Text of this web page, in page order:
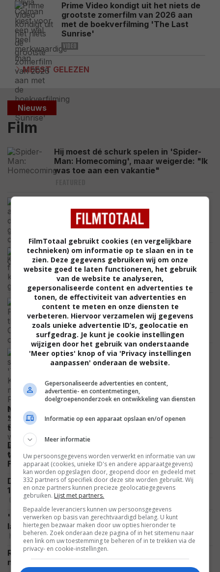
Prime Video kondigt uit het niets de
grootste zomerfilm van 2026 aan
met de boekverfilming 'The Last
Sunrise'
VIDEO
MEEST GELEZEN
Nieuws
Film
Hij moest dé schurk spelen in 'Spider-
Man: Homecoming', maar weigerde: "Ik
was toe aan een vakantie"
Netflix staan en je avond flink wat kleur
geven
Guy Ritchie's nieuwste actiespektakel
met Henry Cavill kijk je binnenkort thuis
vanaf de bank
NETFLIX
In 'Harry Potter and the Chamber of
Secrets' zit een scène waarin Harry
Potter een grote filmfout onthult
FEATURED
Hij speelde in 'The Dark Knight, maar
Eric Roberts en zijn zus Julia Roberts
CELEBRITY
Na vijf films is het eind deze maand tijd voor
'Insidious: Out of the Further': bekijk de nieuwste
trailer
De hoofdrolspeler is een leugenaar, budgetten veel
te hoog en de films tenenkrommend: 'Fast &
Furious' is passé FEATURED
Door slechts één rol kan Chris Hemsworth nu ruim
15 miljoen Amerikaanse dollar per film vragen
CELEBRITY
'The Mummy 4'-reünie is bijna compleet: Ook de
laatste held en een dode(?) zijn weer van de partij
NIEUWS
Russell Crowe enorm gespierd op foto's voor de
nieuwe film: "Gladiator x Warrior"FOTO
FilmTotaal gebruikt cookies (en vergelijkbare
technieken) om informatie op te slaan en in te
zien. Deze gegevens gebruiken wij om onze
website goed te laten functioneren, het gebruik
van de website te analyseren,
gepersonaliseerde content en advertenties te
tonen, de effectiviteit van advertenties en
content te meten en onze diensten te
verbeteren. Hiervoor verzamelen wij gegevens
zoals unieke advertentie ID’s, geolocatie en
surfgedrag. Je kunt je cookie instellingen
wijzigen door het gebruik van onderstaande
'Meer opties' knop of via 'Privacy instellingen
aanpassen' onderaan de website.
Gepersonaliseerde advertenties en content,
advertentie- en contentmetingen,
doelgroepenonderzoek en ontwikkeling van diensten
Informatie op een apparaat opslaan en/of openen
Meer informatie
Uw persoonsgegevens worden verwerkt en informatie van uw
apparaat (cookies, unieke ID's en andere apparaatgegevens)
kan worden opgeslagen door, geopend door en gedeeld met
332 partners of specifiek door deze site worden gebruikt. Wij
en onze partners kunnen precieze geolocatiegegevens
gebruiken. Lijst met partners.
Bepaalde leveranciers kunnen uw persoonsgegevens
verwerken op basis van gerechtvaardigd belang. U kunt
hiertegen bezwaar maken door uw opties hieronder te
beheren. Zoek onderaan deze pagina of in het sitemenu naar
een link om uw toestemming te beheren of in te trekken via de
privacy- en cookie-instellingen.